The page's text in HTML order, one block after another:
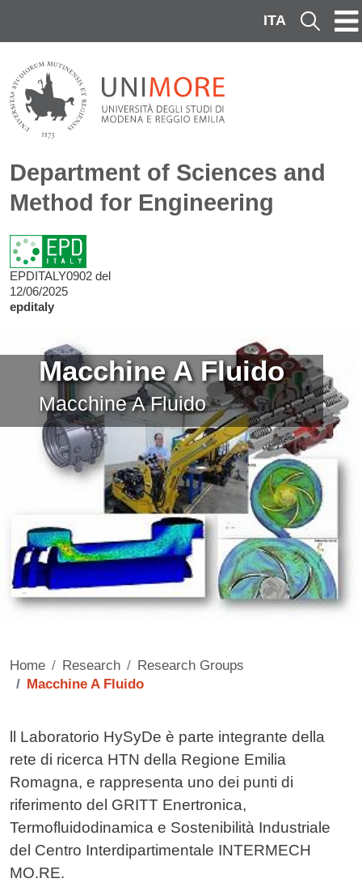
ITA Cerca
Department of Sciences and
Method for Engineering
EPDITALY0902 del
12/06/2025
epditaly
Macchine A Fluido
Macchine A Fluido
Home Research
Research Groups
Macchine A Fluido
Contenuto
ll Laboratorio HySyDe è parte integrante della
rete di ricerca HTN della Regione Emilia
Romagna, e rappresenta uno dei punti di
riferimento del GRITT Enertronica,
Termofluidodinamica e Sostenibilità Industriale
del Centro Interdipartimentale INTERMECH
MO.RE.